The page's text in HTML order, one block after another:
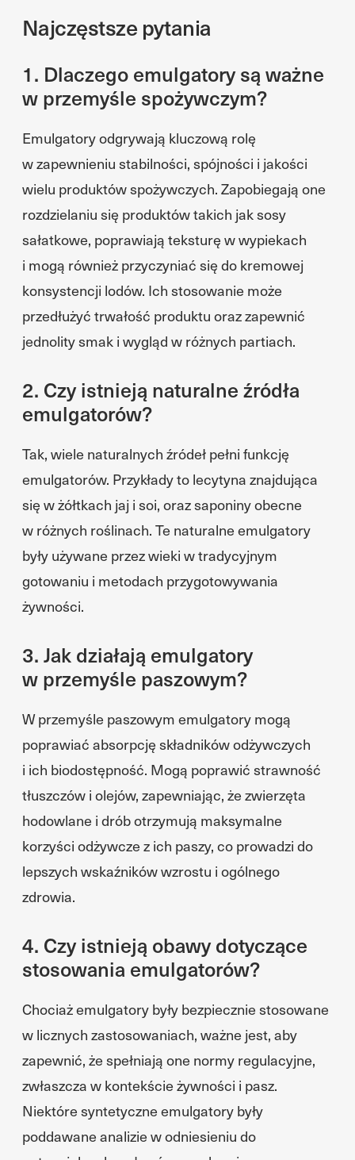
Najczęstsze pytania
1. Dlaczego emulgatory są ważne
w przemyśle spożywczym?
Emulgatory odgrywają kluczową rolę
w zapewnieniu stabilności, spójności i jakości
wielu produktów spożywczych. Zapobiegają one
rozdzielaniu się produktów takich jak sosy
sałatkowe, poprawiają teksturę w wypiekach
i mogą również przyczyniać się do kremowej
konsystencji lodów. Ich stosowanie może
przedłużyć trwałość produktu oraz zapewnić
jednolity smak i wygląd w różnych partiach.
2. Czy istnieją naturalne źródła
emulgatorów?
Tak, wiele naturalnych źródeł pełni funkcję
emulgatorów. Przykłady to lecytyna znajdująca
się w żółtkach jaj i soi, oraz saponiny obecne
w różnych roślinach. Te naturalne emulgatory
były używane przez wieki w tradycyjnym
gotowaniu i metodach przygotowywania
żywności.
3. Jak działają emulgatory
w przemyśle paszowym?
W przemyśle paszowym emulgatory mogą
poprawiać absorpcję składników odżywczych
i ich biodostępność. Mogą poprawić strawność
tłuszczów i olejów, zapewniając, że zwierzęta
hodowlane i drób otrzymują maksymalne
korzyści odżywcze z ich paszy, co prowadzi do
lepszych wskaźników wzrostu i ogólnego
zdrowia.
4. Czy istnieją obawy dotyczące
stosowania emulgatorów?
Chociaż emulgatory były bezpiecznie stosowane
w licznych zastosowaniach, ważne jest, aby
zapewnić, że spełniają one normy regulacyjne,
zwłaszcza w kontekście żywności i pasz.
Niektóre syntetyczne emulgatory były
poddawane analizie w odniesieniu do